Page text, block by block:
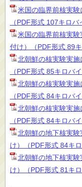
米国の臨界前核実験
（PDF形式 107キロバ
米国の臨界前核実
付け）（PDF形式 89キ
北朝鮮の核実験実施
（PDF形式 85キロバイ
北朝鮮の核実験実施
（PDF形式 84キロバイ
北朝鮮の核実験実施
（PDF形式 84キロバイ
北朝鮮の地下核実
け）（PDF形式 84キロ
北朝鮮の地下核実
け）（PDF形式 81キロ